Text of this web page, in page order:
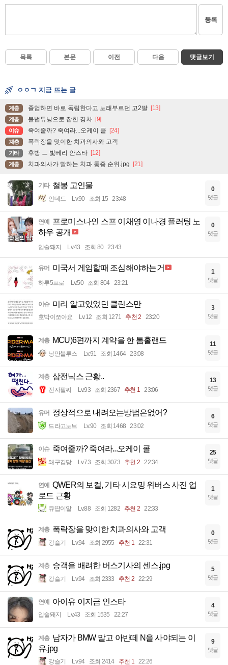
등록
목록 본문 이전 다음 댓글보기
ㅇㅇㄱ 지금 뜨는 글
계층 졸업하면 바로 독립한다고 노래부르던 고2딸 [13]
계층 불법튜닝으로 잡힌 경차 [9]
이슈 죽여줄까? 죽여라...오케이 콜 [24]
계층 폭락장을 맞이한 치과의사와 고객
기타 후방 ㅡ 빛베리 안스타 [12]
계층 치과의사가 말하는 치과 통증 순위.jpg [21]
기타 철봉 고인물
언데드 Lv.90 조회 15 23:48
0
댓글
연예
프로미스나인 스프 이채영 이나경 플러팅 노
하우 공개
입술돼지 Lv.43 조회 80 23:43
0
댓글
유머 미국서 게임할때 조심해야하는거
하루5프로 Lv.50 조회 804 23:21
1
댓글
이슈 미리 알고있었던 클린스만
호박이쪼아요 Lv.12 조회 1271 추천 2 23:20
3
댓글
계층 MCU)6편까지 계약을 한 톰홀랜드
낭만블루스 Lv.91 조회 1464 23:08
11
댓글
계층 삼전닉스 근황..
전자팔찌 Lv.93 조회 2367 추천 1 23:06
13
댓글
유머 정상적으로 내려오는방법은없어?
드라고노브 Lv.90 조회 1468 23:02
6
댓글
이슈 죽여줄까? 죽여라...오케이 콜
왜구김당 Lv.73 조회 3073 추천 2 22:34
25
댓글
연예
QWER의 보컬, 기타 시요밍 위버스 사진 업
로드 근황
큐땁이알 Lv.88 조회 1282 추천 2 22:33
1
댓글
계층 폭락장을 맞이한 치과의사와 고객
강슬기 Lv.94 조회 2955 추천 1 22:31
0
댓글
계층 승객을 배려한 버스기사의 센스.jpg
강슬기 Lv.94 조회 2333 추천 2 22:29
5
댓글
연예 아이유 이지금 인스타
입술돼지 Lv.43 조회 1535 22:27
4
댓글
계층 남자가 BMW 말고 아반떼 N을 사야되는 이
유.jpg
강슬기 Lv.94 조회 2414 추천 1 22:26
9
댓글